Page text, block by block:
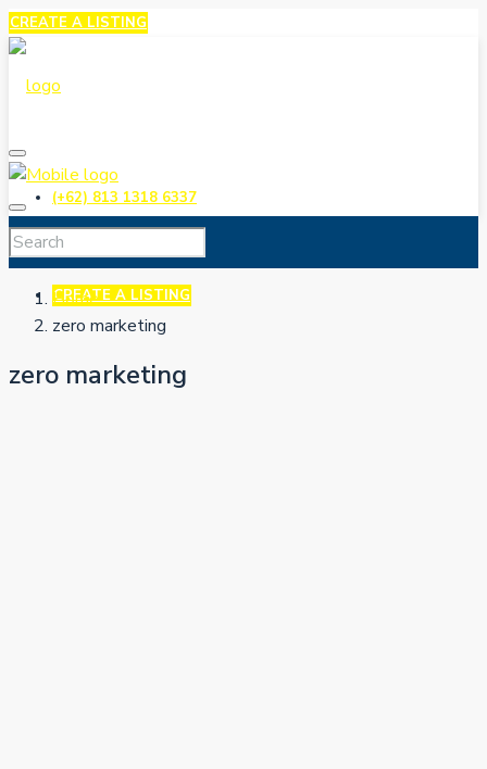
CREATE A LISTING
(+62) 813 1318 6337
CREATE A LISTING
Home
zero marketing
zero marketing